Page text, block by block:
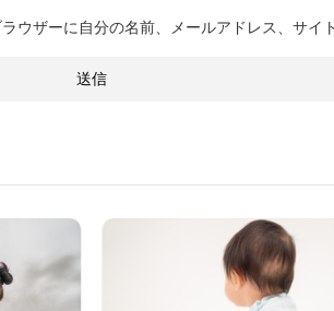
ウザーに自分の名前、メールアドレス、サイ